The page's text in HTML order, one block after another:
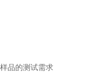
品的测试需求